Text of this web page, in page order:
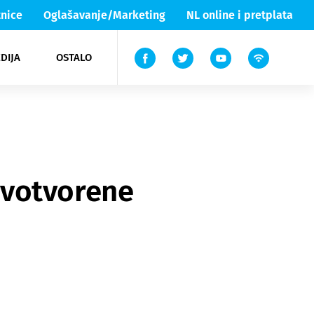
Oglašavanje/Marketing NL online i pretplata
OSTALO
Lika & Senj
TV